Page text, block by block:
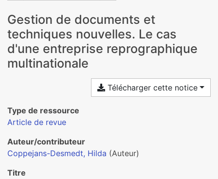
Gestion de documents et
techniques nouvelles. Le cas
d'une entreprise reprographique
multinationale
Télécharger cette notice
Type de ressource
Article de revue
Auteur/contributeur
Coppejans-Desmedt, Hilda (Auteur)
Titre